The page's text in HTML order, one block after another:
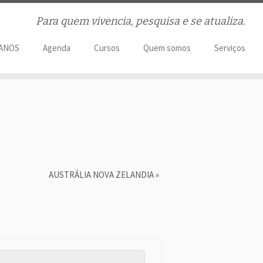
Para quem vivencia, pesquisa e se atualiza.
Agenda Cursos Quem somos
Serviços
AUSTRÁLIA NOVA ZELANDIA»